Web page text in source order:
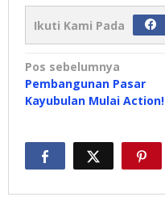
Ikuti Kami Pada
Navigasi
pos
Pos sebelumnya
Pembangunan Pasar
Kayubulan Mulai Action!